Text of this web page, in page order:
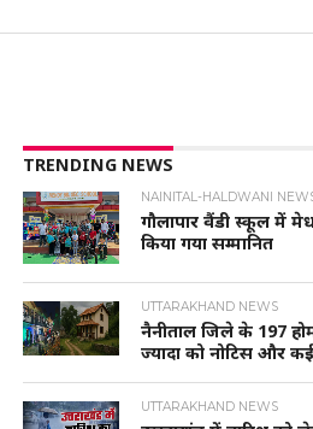
TRENDING NEWS
NAINITAL-HALDWANI
गौलापार वैंडी स्कूल में
किया गया सम्मानित
UTTARAKHAND NEWS
नैनीताल जिले के 197
ज्यादा को नोटिस और
UTTARAKHAND NEWS